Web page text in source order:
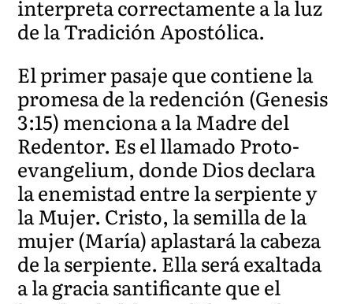
interpreta correctamente a la luz
de la Tradición Apostólica.
El primer pasaje que contiene la
promesa de la redención (Genesis
3:15) menciona a la Madre del
Redentor. Es el llamado Proto-
evangelium, donde Dios declara
la enemistad entre la serpiente y
la Mujer. Cristo, la semilla de la
mujer (María) aplastará la cabeza
de la serpiente. Ella será exaltada
a la gracia santificante que el